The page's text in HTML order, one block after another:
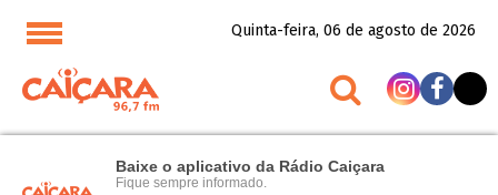
Baixe o aplicativo da Rádio Caiçara
Fique sempre informado.
Quinta-feira, 06 de agosto de 2026